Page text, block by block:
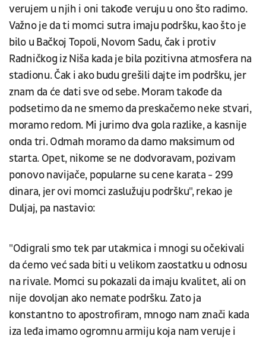
verujem u njih i oni takođe veruju u ono što radimo.
Važno je da ti momci sutra imaju podršku, kao što je
bilo u Bačkoj Topoli, Novom Sadu, čak i protiv
Radničkog iz Niša kada je bila pozitivna atmosfera na
stadionu. Čak i ako budu grešili dajte im podršku, jer
znam da će dati sve od sebe. Moram takođe da
podsetimo da ne smemo da preskačemo neke stvari,
moramo redom. Mi jurimo dva gola razlike, a kasnije
onda tri. Odmah moramo da damo maksimum od
starta. Opet, nikome se ne dodvoravam, pozivam
ponovo navijače, popularne su cene karata - 299
dinara, jer ovi momci zaslužuju podršku", rekao je
Duljaj, pa nastavio:
"Odigrali smo tek par utakmica i mnogi su očekivali
da ćemo već sada biti u velikom zaostatku u odnosu
na rivale. Momci su pokazali da imaju kvalitet, ali on
nije dovoljan ako nemate podršku. Zato ja
konstantno to apostrofiram, mnogo nam znači kada
iza leđa imamo ogromnu armiju koja nam veruje i